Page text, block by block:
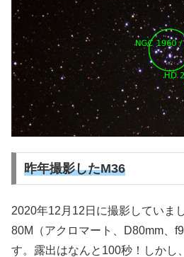
昨年撮影したM36
2020年12月12日に撮影していま
80M（アクロマート、D80mm、
す。露出はなんと100秒！しかし